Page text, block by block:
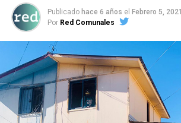
Publicado hace 6 años el Febrero 5, 2021
Por Red Comunales